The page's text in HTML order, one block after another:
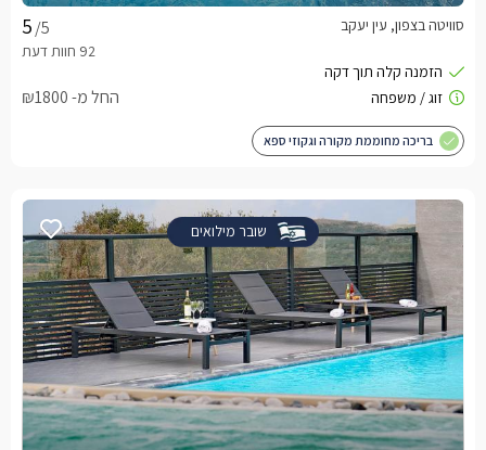
/5 סוויטה בצפון, עין יעקב
החל מ- ₪1800
בריכה מחוממת מקורה וגקוזי ספא
שובר מילואים